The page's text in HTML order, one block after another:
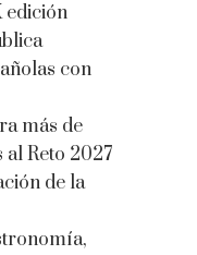
edición
con
más de
al Reto 2027
de la